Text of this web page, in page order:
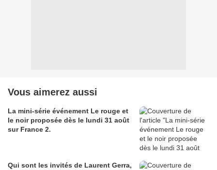
Vous aimerez aussi
La mini-série événement Le rouge et
le noir proposée dès le lundi 31 août
sur France 2.
Qui sont les invités de Laurent Gerra,